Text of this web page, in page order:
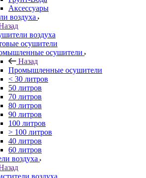
Аксессуары
воздуха
воздуха
осушители
осушители
Назад
Промышленные осушители
< 30 литров
50 литров
70 литров
80 литров
90 литров
100 литров
> 100 литров
40 литров
60 литров
воздуха
воздуха